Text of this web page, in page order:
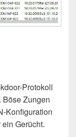
Protokoll
Zungen
Konfiguration
Gerücht.